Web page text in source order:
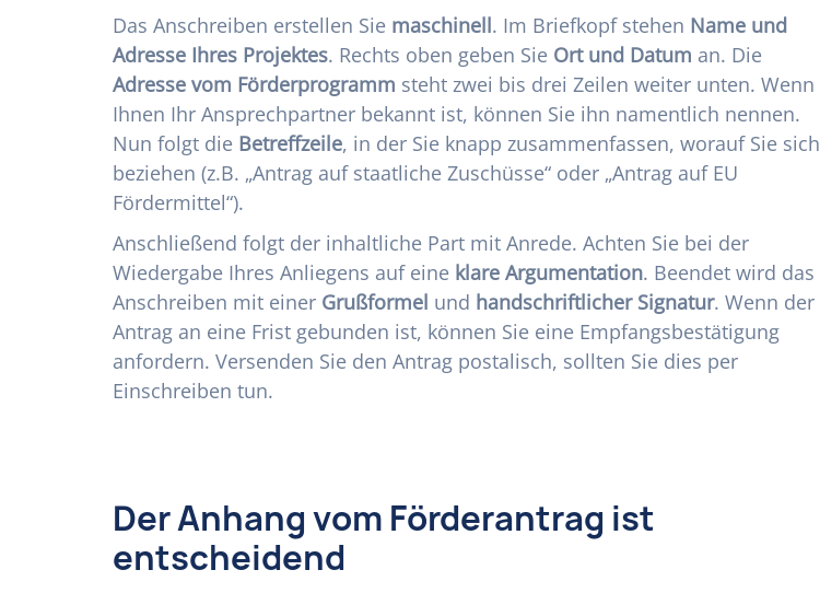
Das Anschreiben erstellen Sie maschinell. Im Briefkopf stehen Name und
Adresse Ihres Projektes. Rechts oben geben Sie Ort und Datum an. Die
Adresse vom Förderprogramm steht zwei bis drei Zeilen weiter unten. Wenn
Ihnen Ihr Ansprechpartner bekannt ist, können Sie ihn namentlich nennen.
Nun folgt die Betreffzeile, in der Sie knapp zusammenfassen, worauf Sie sich
beziehen (z.B. „Antrag auf staatliche Zuschüsse“ oder „Antrag auf EU
Fördermittel“).
Anschließend folgt der inhaltliche Part mit Anrede. Achten Sie bei der
Wiedergabe Ihres Anliegens auf eine klare Argumentation. Beendet wird das
Anschreiben mit einer Grußformel und handschriftlicher Signatur. Wenn der
Antrag an eine Frist gebunden ist, können Sie eine Empfangsbestätigung
anfordern. Versenden Sie den Antrag postalisch, sollten Sie dies per
Einschreiben tun.
Der Anhang vom Förderantrag ist
entscheidend